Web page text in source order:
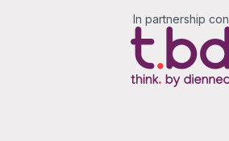
In partnership con